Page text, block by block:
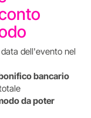
dell'evento nel
bancario
da poter